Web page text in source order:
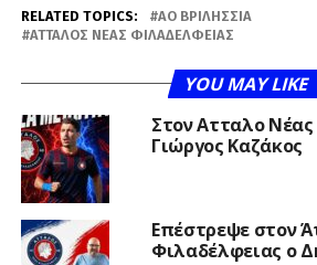
RELATED TOPICS:
ΑΟ ΒΡΙΛΉΣΣΙΑ
ΆΤΤΑΛΟΣ ΝΈΑΣ ΦΙΛΑΔΈΛΦΕΙΑΣ
YOU MAY LIKE
Στον Ατταλο
Γιώργος Καζάκος
Επέστρεψε στον
Φιλαδέλφειας ο